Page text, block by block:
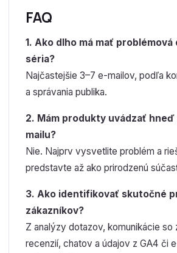
FAQ
1. Ako dlho má mať problémová
séria?
Najčastejšie 3–7 e-mailov, podľa
a správania publika.
2. Mám produkty uvádzať hneď
mailu?
Nie. Najprv vysvetlite problém a
predstavte až ako prirodzenú
3. Ako identifikovať skutočné
zákazníkov?
Z analýzy dotazov, komunikácie so
recenzií, chatov a údajov z GA4 či